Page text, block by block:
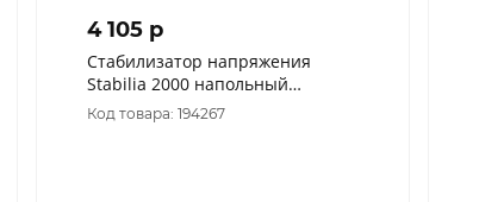
4 105 p
Стабилизатор напряжения
Stabilia 2000 напольный
QUATTRO ELEMENTI(2000 ВА,
140-270 В) (917-667)
Код товара: 194267